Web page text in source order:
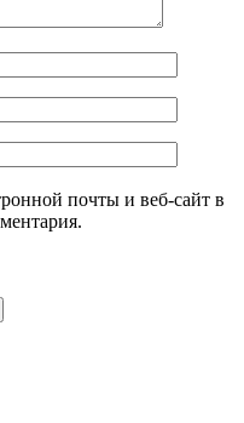
почты и веб-сайт в